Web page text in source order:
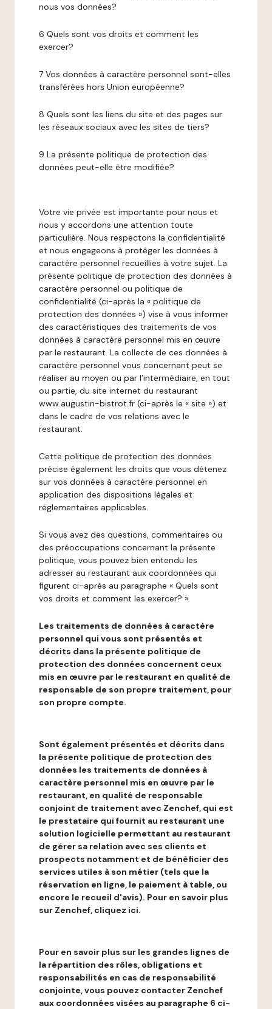
nous vos données?
6 Quels sont vos droits et comment les
exercer?
7 Vos données à caractère personnel sont-elles
transférées hors Union européenne?
8 Quels sont les liens du site et des pages sur
les réseaux sociaux avec les sites de tiers?
9 La présente politique de protection des
données peut-elle être modifiée?
Votre vie privée est importante pour nous et
nous y accordons une attention toute
particulière. Nous respectons la confidentialité
et nous engageons à protéger les données à
caractère personnel recueillies à votre sujet. La
présente politique de protection des données à
caractère personnel ou politique de
confidentialité (ci-après la « politique de
protection des données ») vise à vous informer
des caractéristiques des traitements de vos
données à caractère personnel mis en œuvre
par le restaurant. La collecte de ces données à
caractère personnel vous concernant peut se
réaliser au moyen ou par l’intermédiaire, en tout
ou partie, du site internet du restaurant
www.augustin-bistrot.fr (ci-après le « site ») et
dans le cadre de vos relations avec le
restaurant.
Cette politique de protection des données
précise également les droits que vous détenez
sur vos données à caractère personnel en
application des dispositions légales et
réglementaires applicables.
Si vous avez des questions, commentaires ou
des préoccupations concernant la présente
politique, vous pouvez bien entendu les
adresser au restaurant aux coordonnées qui
figurent ci-après au paragraphe « Quels sont
vos droits et comment les exercer? ».
Les traitements de données à caractère
personnel qui vous sont présentés et
décrits dans la présente politique de
protection des données concernent ceux
mis en œuvre par le restaurant en qualité de
responsable de son propre traitement, pour
son propre compte.
Sont également présentés et décrits dans
la présente politique de protection des
données les traitements de données à
caractère personnel mis en œuvre par le
restaurant, en qualité de responsable
conjoint de traitement avec Zenchef, qui est
le prestataire qui fournit au restaurant une
solution logicielle permettant au restaurant
de gérer sa relation avec ses clients et
prospects notamment et de bénéficier des
services utiles à son métier (tels que la
réservation en ligne, le paiement à table, ou
encore le recueil d'avis). Pour en savoir plus
sur Zenchef, cliquez ici.
Pour en savoir plus sur les grandes lignes de
la répartition des rôles, obligations et
responsabilités en cas de responsabilité
conjointe, vous pouvez contacter Zenchef
aux coordonnées visées au paragraphe 6 ci-